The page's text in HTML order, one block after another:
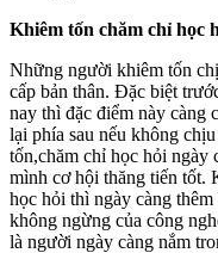
Khiêm tốn chăm chỉ học
Những người khiêm tốn
cấp bản thân. Đặc biệt
nay thì đặc điểm này càng
lại phía sau nếu không
tốn,chăm chỉ học hỏi ngày
mình cơ hội thăng tiến tốt.
học hỏi thì ngày càng
không ngừng của công
là người ngày càng nắm